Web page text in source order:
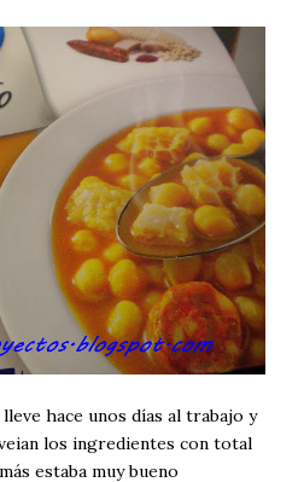
hace unos días al trabajo y
los ingredientes con total
estaba muy bueno